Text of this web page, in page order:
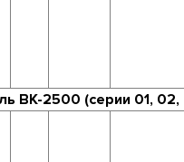
ВК-2500 (серии 01, 02,